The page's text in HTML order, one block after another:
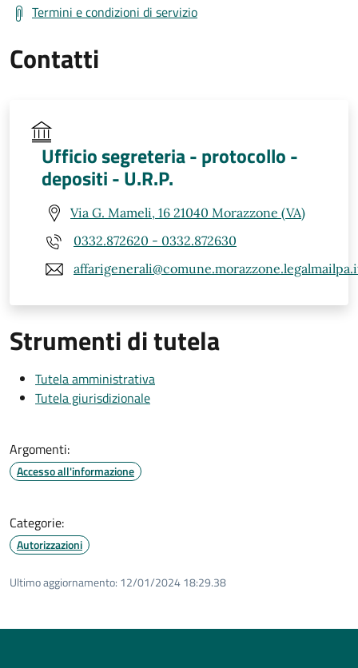
Termini e condizioni di servizio
Contatti
Ufficio segreteria - protocollo -
depositi - U.R.P.
Via G. Mameli, 16 21040 Morazzone (VA)
0332.872620 - 0332.872630
Strumenti di tutela
Tutela amministrativa
Tutela giurisdizionale
Argomenti:
Accesso all'informazione
Categorie:
Autorizzazioni
Ultimo aggiornamento: 12/01/2024 18:29.38